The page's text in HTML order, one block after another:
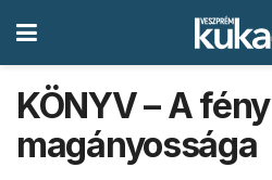
KÖNYV – A fény
magányossága